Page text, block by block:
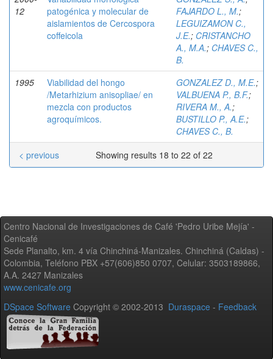
12
patogénica y molecular de
aislamientos de Cercospora
coffeicola
FAJARDO L., M.;
LEGUIZAMON C.,
J.E.; CRISTANCHO
A., M.A.; CHAVES C.,
B.
1995
Viabilidad del hongo
/Metarhizium anisopliae/ en
mezcla con productos
agroquímicos.
GONZALEZ D., M.E.;
VALBUENA P., B.F.;
RIVERA M., A.;
BUSTILLO P., A.E.;
CHAVES C., B.
Showing results 18 to 22 of 22
< previous
Centro Nacional de Investigaciones de Café 'Pedro Uribe Mejía' -
Cenicafé
Sede Planalto, km. 4 vía Chinchiná-Manizales. Chinchiná (Caldas) -
Colombia, Teléfono PBX +57(606)850 0707, Celular: 3503189866,
A.A. 2427 Manizales
www.cenicafe.org
DSpace Software Copyright © 2002-2013 Duraspace - Feedback